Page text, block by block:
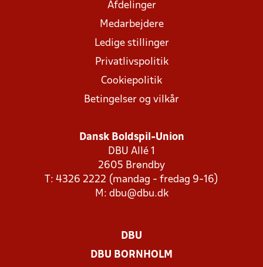
Afdelinger
Medarbejdere
Ledige stillinger
Privatlivspolitik
Cookiepolitik
Betingelser og vilkår
Dansk Boldspil-Union
DBU Allé 1
2605 Brøndby
T: 4326 2222 (mandag - fredag 9-16)
M: dbu@dbu.dk
DBU
DBU BORNHOLM